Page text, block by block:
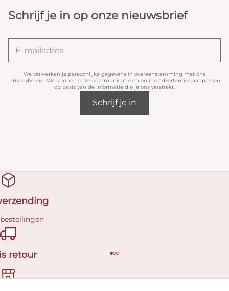
Schrijf je in op onze nieuwsbrief
We verwerken je persoonlijke gegevens in overeenstemming met ons
Privacybeleid . We kunnen onze communicatie en online advertenties aanpassen
op basis van de informatie die je ons verstrekt.
Schrijf je in
retour